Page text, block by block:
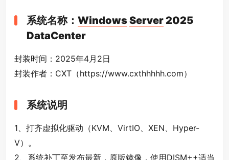
系统名称： WindowsServer2025
DataCenter
封装时间：2025年4月2日
封装作者：CXT（https://www.cxthhhhh.com）
系统说明
1、打齐虚拟化驱动（KVM、VirtIO、XEN、Hyper-
V）。
2、系统补丁至发布最新，原版镜像，使用DISM++适当